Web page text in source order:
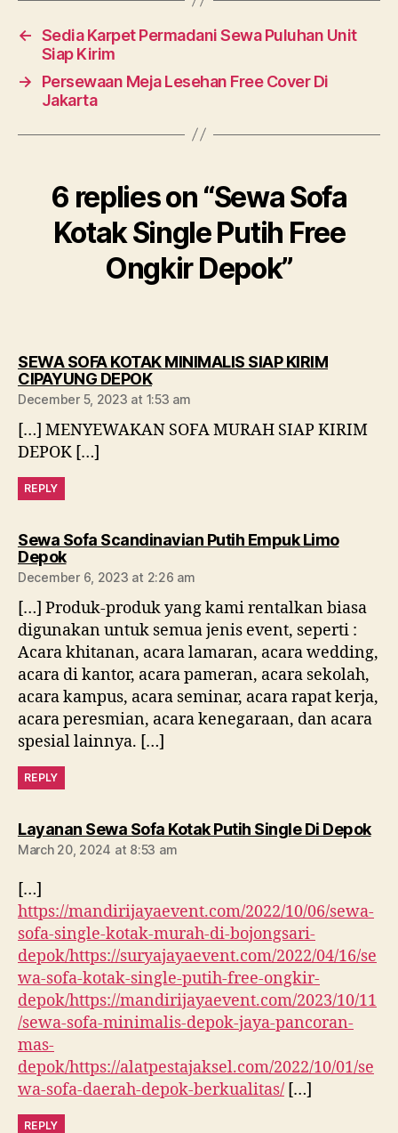
← Sedia Karpet Permadani Sewa Puluhan Unit
Siap Kirim
→
Persewaan Meja Lesehan Free Cover Di
Jakarta
6 replies on “Sewa Sofa
Kotak Single Putih Free
Ongkir Depok”
SEWA SOFA KOTAK MINIMALIS SIAP KIRIM
CIPAYUNG DEPOKsays:
December 5, 2023 at 1:53 am
[…] MENYEWAKAN SOFA MURAH SIAP KIRIM
DEPOK […]
REPLY
Sewa Sofa Scandinavian Putih Empuk Limo
Depoksays:
December 6, 2023 at 2:26 am
[…] Produk-produk yang kami rentalkan biasa
digunakan untuk semua jenis event, seperti :
Acara khitanan, acara lamaran, acara wedding,
acara di kantor, acara pameran, acara sekolah,
acara kampus, acara seminar, acara rapat kerja,
acara peresmian, acara kenegaraan, dan acara
spesial lainnya. […]
REPLY
Layanan Sewa Sofa Kotak Putih Single Di Depok
March 20, 2024 at 8:53 am
[…]
https://mandirijayaevent.com/2022/10/06/sewa-
sofa-single-kotak-murah-di-bojongsari-
depok/https://suryajayaevent.com/2022/04/16/se
wa-sofa-kotak-single-putih-free-ongkir-
depok/https://mandirijayaevent.com/2023/10/11
/sewa-sofa-minimalis-depok-jaya-pancoran-
mas-
depok/https://alatpestajaksel.com/2022/10/01/se
wa-sofa-daerah-depok-berkualitas/ […]
REPLY